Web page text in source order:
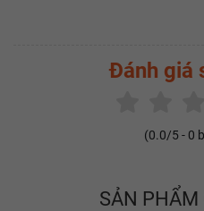
Đánh giá
(0.0/5 - 0
SẢN PHẨM